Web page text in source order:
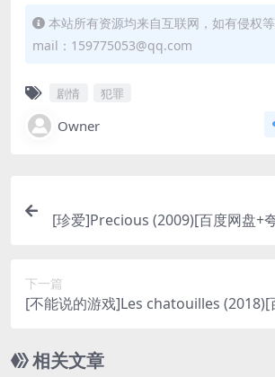
本站所有资源均来自互联网，如有侵权
mail：159775053@qq.com
剧情 犯罪
Owner
[珍爱]Precious (2009)[百度网盘+
下一篇
[不能说的游戏]Les chatouilles (2018)[
[MP4/6.5GB][中文字幕]
相关文章